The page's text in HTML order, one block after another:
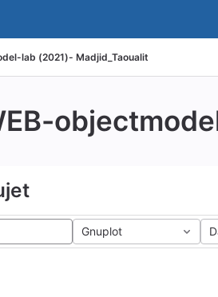
lab (2021)- Madjid_Taoualit
Gnuplot